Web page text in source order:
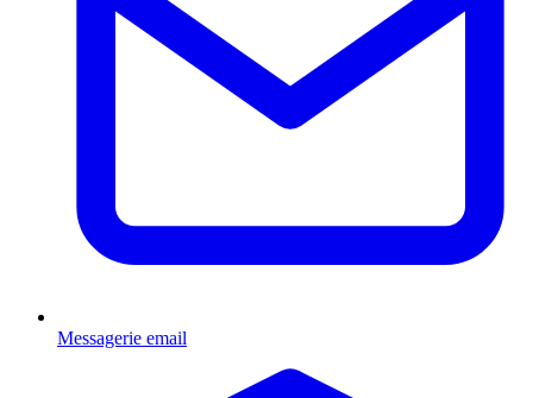
Messagerie email